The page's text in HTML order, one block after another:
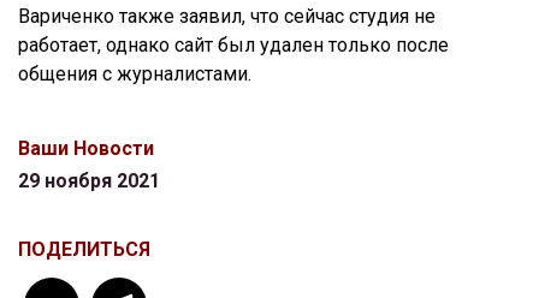
Вариченко также заявил, что сейчас студия не
работает, однако сайт был удален только после
общения с журналистами.
Ваши Новости
29 ноября 2021
ПОДЕЛИТЬСЯ